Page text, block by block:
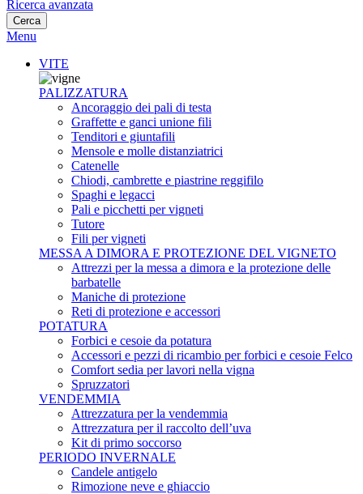
Ricerca avanzata
Cerca
Menu
VITE
PALIZZATURA
Ancoraggio dei pali di testa
Graffette e ganci unione fili
Tenditori e giuntafili
Mensole e molle distanziatrici
Catenelle
Chiodi, cambrette e piastrine reggifilo
Spaghi e legacci
Pali e picchetti per vigneti
Tutore
Fili per vigneti
MESSA A DIMORA E PROTEZIONE DEL VIGNETO
Attrezzi per la messa a dimora e la protezione delle
barbatelle
Maniche di protezione
Reti di protezione e accessori
POTATURA
Forbici e cesoie da potatura
Accessori e pezzi di ricambio per forbici e cesoie Felco
Comfort sedia per lavori nella vigna
Spruzzatori
VENDEMMIA
Attrezzatura per la vendemmia
Attrezzatura per il raccolto dell’uva
Kit di primo soccorso
PERIODO INVERNALE
Candele antigelo
Rimozione neve e ghiaccio